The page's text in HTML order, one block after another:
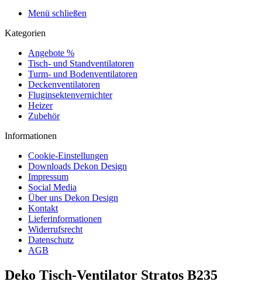
Menü schließen
Kategorien
Angebote %
Tisch- und Standventilatoren
Turm- und Bodenventilatoren
Deckenventilatoren
Fluginsektenvernichter
Heizer
Zubehör
Informationen
Cookie-Einstellungen
Downloads Dekon Design
Impressum
Social Media
Über uns Dekon Design
Kontakt
Lieferinformationen
Widerrufsrecht
Datenschutz
AGB
Deko Tisch-Ventilator Stratos B235